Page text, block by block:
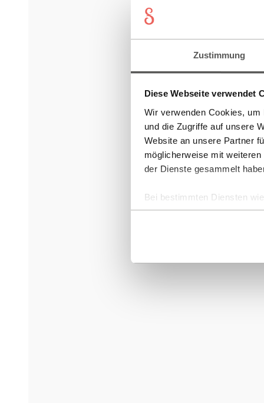
Zustimmung
Diese Webseite verwendet
Wir verwenden Cookies,
und die Zugriffe auf unsere
Website an unsere Partner
möglicherweise mit
der Dienste gesammelt
Bei bestimmten Diensten
ausgeschlossen werden.